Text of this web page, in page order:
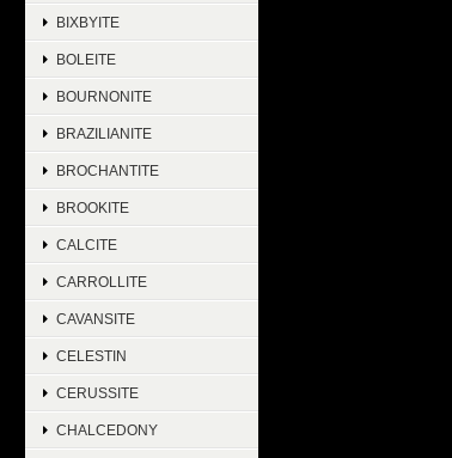
BIXBYITE
BOLEITE
BOURNONITE
BRAZILIANITE
BROCHANTITE
BROOKITE
CALCITE
CARROLLITE
CAVANSITE
CELESTIN
CERUSSITE
CHALCEDONY